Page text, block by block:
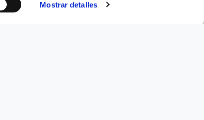
Mostrar detalles